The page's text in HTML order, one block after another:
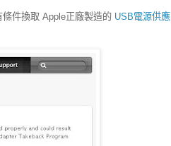
條件換取 Apple正廠製造的 USB電源供應